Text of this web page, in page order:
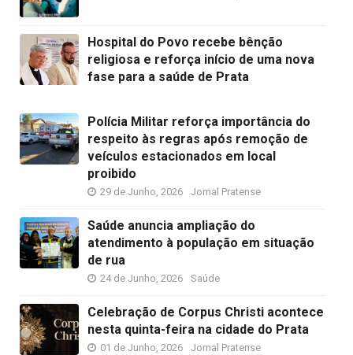
Hospital do Povo recebe bênção
religiosa e reforça início de uma nova
fase para a saúde de Prata
Polícia Militar reforça importância do
respeito às regras após remoção de
veículos estacionados em local
proibido
29 de Junho, 2026 Jornal Pratense
Saúde anuncia ampliação do
atendimento à população em situação
de rua
24 de Junho, 2026 Saúde
Celebração de Corpus Christi acontece
nesta quinta-feira na cidade do Prata
01 de Junho, 2026 Jornal Pratense